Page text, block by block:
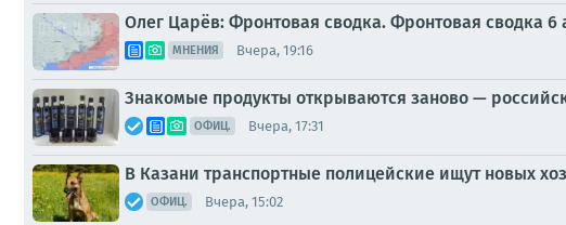
Олег Царёв: Фронтовая сводка. Фронтовая сводка 6
МНЕНИЯ Вчера, 19:16
Знакомые продукты открываются заново —
ОФИЦ. Вчера, 17:31
В Казани транспортные полицейские ищут новых
ОФИЦ. Вчера, 15:02